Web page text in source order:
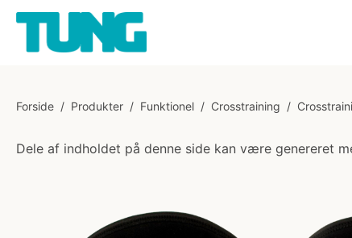
Forside / Produkter / Funktionel / Crosstraining /
Dele af indholdet på denne side kan være genereret